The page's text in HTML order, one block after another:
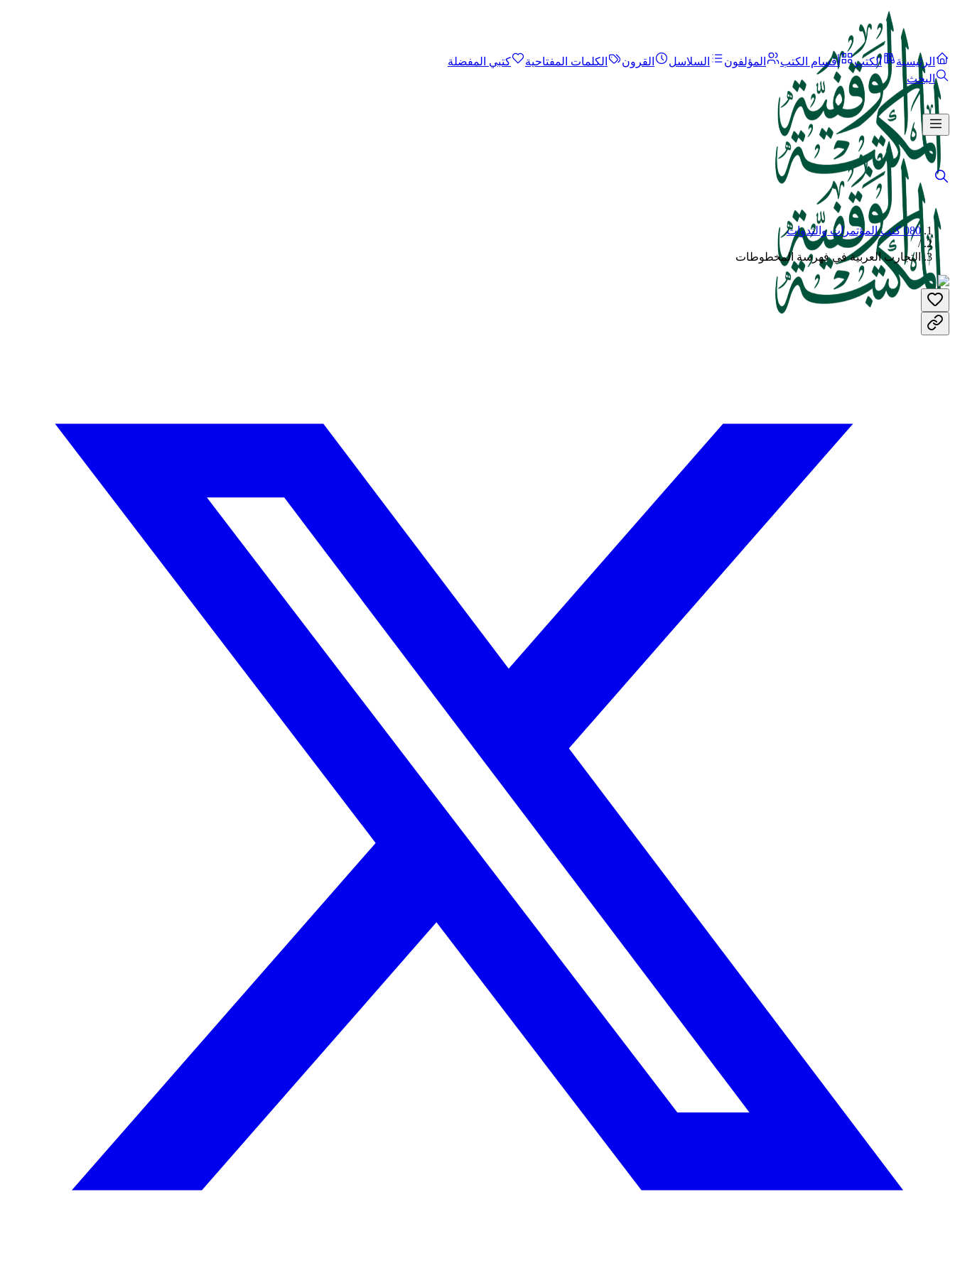
الرئيسية الكتب أقسام الكتب المؤلفون السلاسل القرون الكلمات المفتاحية
كتبي المفضلة
البحث
080 كتب المؤتمرات والندوات
/
التجارب العربية في فهرسة المخطوطات